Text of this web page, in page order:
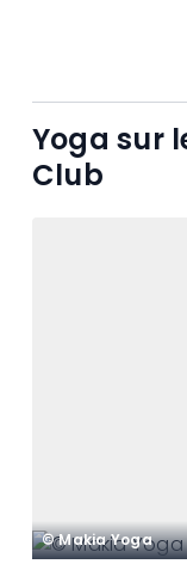
Yoga sur
Club
© Makia Yoga